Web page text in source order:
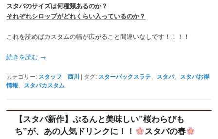
スタバのサイズは何種類あるのか？
それぞれシロップがどれくらい入っているのか？
これを読めばカスタムの幅が広がること間違いなしです！！！！
続きを読む →
カテゴリー: スタッフ 西川 | タグ: スターバックスラテ スタバ、 スタバお得
情報
スタバカスタム
【スタバ新作】ぷるんと美味しい”桜わらびも
ち”が、あの人気ドリンクに！！
スタバの春